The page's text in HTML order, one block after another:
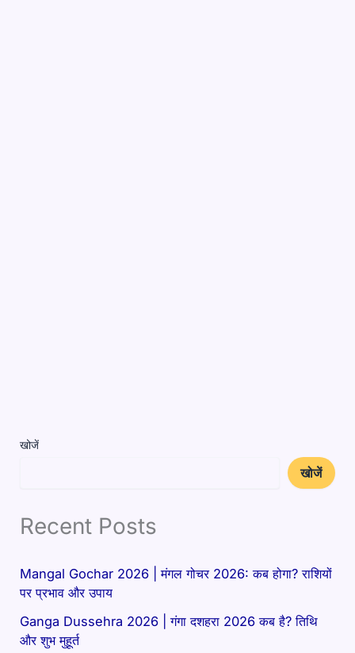
खोजें
खोजें
Recent Posts
Mangal Gochar 2026 | मंगल गोचर 2026: कब होगा? राशियों
पर प्रभाव और उपाय
Ganga Dussehra 2026 | गंगा दशहरा 2026 कब है? तिथि
और शुभ मुहूर्त